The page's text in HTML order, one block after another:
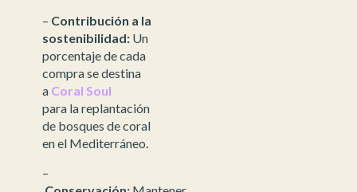
– Contribución a la
sostenibilidad:Un
porcentaje de cada
compra se destina
a Coral Soul
para la replantación
de bosques de coral
en el Mediterráneo.
–